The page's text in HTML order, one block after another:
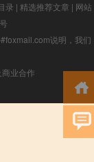
录 | 精选推荐文章 | 网站
说明，我们
业合作